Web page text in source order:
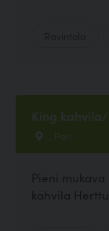
King
, Pori
Pieni
kahvila